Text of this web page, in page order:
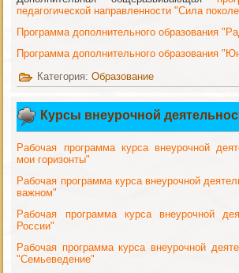
педагогической направленности "Сила
Программа дополнительного образования
Программа дополнительного образования
Категория:Образование
Курсы внеурочной
Рабочая программа курса внеурочной
мои горизонты"
Рабочая программа курса внеурочной
важном"
Рабочая программа курса внеурочной
России"
Рабочая программа курса внеурочной
"Семьеведение"